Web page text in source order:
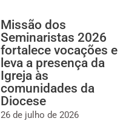
Missão dos
Seminaristas 2026
fortalece vocações e
leva a presença da
Igreja às
comunidades da
Diocese
26 de julho de 2026